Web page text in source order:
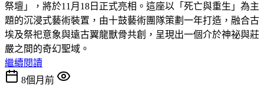
祭壇」，將於11月18日正式亮相。這座以「死亡與重生」為主
題的沉浸式藝術裝置，由十鼓藝術團隊策劃一年打造，融合古
埃及祭祀意象與遠古翼龍獸骨共創，呈現出一個介於神祕與莊
嚴之間的奇幻聖域。
繼續閱讀
8個月前